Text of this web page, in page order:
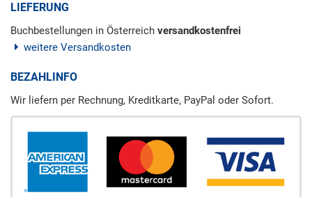
LIEFERUNG
Buchbestellungen in Österreich versandkostenfrei
weitere Versandkosten
BEZAHLINFO
Wir liefern per Rechnung, Kreditkarte, PayPal oder Sofort.